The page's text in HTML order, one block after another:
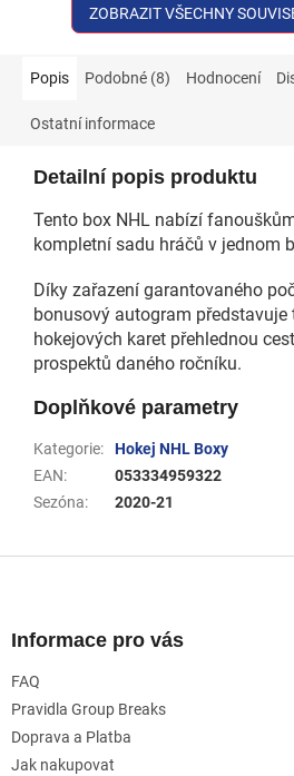
ZOBRAZIT VŠECHNY
Popis Podobné (8) Hodnocení
Ostatní informace
Detailní popis produktu
Tento box NHL nabízí
kompletní sadu hráčů v jednom
Díky zařazení garantovaného
bonusový autogram představuje
hokejových karet přehlednou
prospektů daného ročníku.
Doplňkové parametry
Kategorie:
Hokej NHL Boxy
EAN:
053334959322
Sezóna: 2020-21
Informace pro vás
FAQ
Pravidla Group Breaks
Doprava a Platba
Jak nakupovat